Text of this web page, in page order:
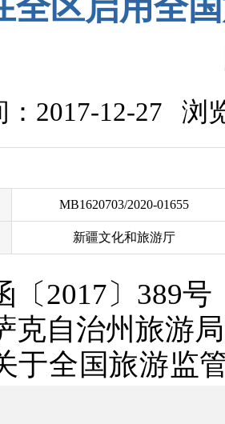
：2017-12-27 浏
MB1620703/2020-01655
新疆文化和旅游厅
〔2017〕389号
克自治州旅游
于全国旅游监